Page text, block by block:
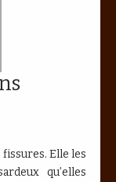
Elle les
qu’elles